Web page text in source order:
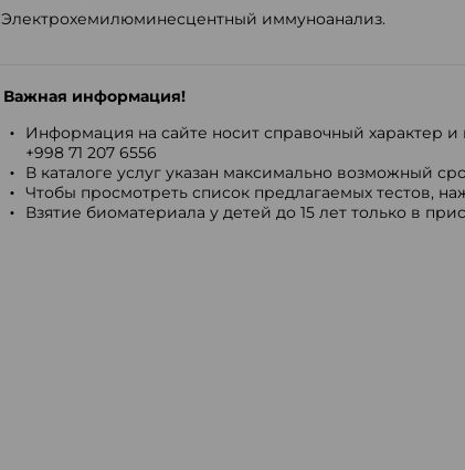
Электрохемилюминесцентный иммуноанализ.
Важная информация!
Информация на сайте носит справочный характер и
+998 71 207 6556
В каталоге услуг указан максимально возможный
Чтобы просмотреть список предлагаемых тестов,
Взятие биоматериала у детей до 15 лет только в